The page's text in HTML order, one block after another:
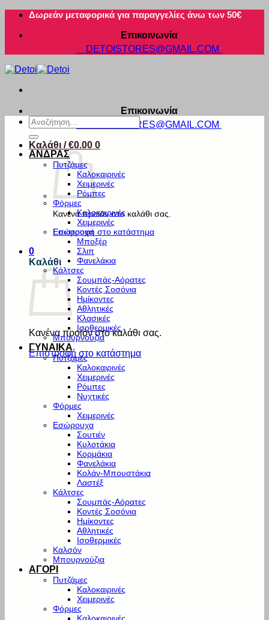
Μετάβαση
περιεχόμενο
Δωρεάν μεταφορικά για παραγγελίες άνω των 50€
Επικοινωνία
DETOISTORES@GMAIL.COM
Επικοινωνία
DETOISTORES@GMAIL.COM
Καλάθι /€0.00 0
Κανένα προϊόν στο καλάθι σας.
Επιστροφή στο κατάστημα
0
Καλάθι
Κανένα προϊόν στο καλάθι σας.
Επιστροφή στο κατάστημα
Αναζήτηση
για:
ΑΝΔΡΑΣ
Πυτζάμες
Καλοκαιρινές
Χειμερινές
Ρόμπες
Φόρμες
Καλοκαιρινές
Χειμερινές
Εσώρουχα
Μποξέρ
Σλιπ
Φανελάκια
Κάλτσες
Σουμπάς-Αόρατες
Κοντές Σοσόνια
Ημίκοντες
Αθλητικές
Κλασικές
Ισοθερμικές
Μπουρνούζια
ΓΥΝΑΙΚΑ
Πυτζάμες
Καλοκαιρινές
Χειμερινές
Ρόμπες
Νυχτικές
Φόρμες
Χειμερινές
Εσώρουχα
Σουτιέν
Κυλοτάκια
Κορμάκια
Φανελάκια
Κολάν-Μπουστάκια
Λαστέξ
Κάλτσες
Σουμπάς-Αόρατες
Κοντές Σοσόνια
Ημίκοντες
Αθλητικές
Ισοθερμικές
Καλσόν
Μπουρνούζια
ΑΓΟΡΙ
Πυτζάμες
Καλοκαιρινές
Χειμερινές
Φόρμες